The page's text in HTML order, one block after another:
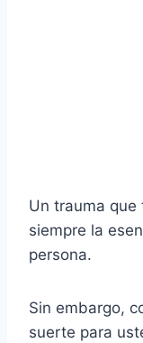
Un trauma que
siempre la
persona.
Sin embargo,
suerte para